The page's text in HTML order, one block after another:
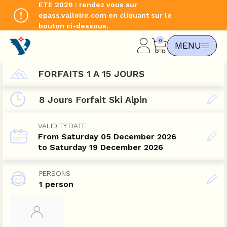
ETE 2026 : rendez vous sur
epass.valloire.com en cliquant sur le
bouton ci-dessous.
MENU
FORFAITS 1 A 15 JOURS
8 Jours Forfait Ski Alpin
VALIDITY DATE
From Saturday 05 December 2026
to Saturday 19 December 2026
PERSONS
1 person
CHANGE LANGUAGE
FR